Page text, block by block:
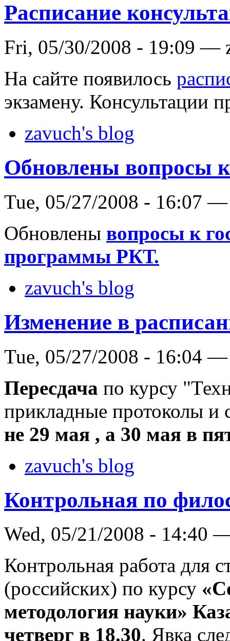
Расписание
Fri, 05/30/2008 - 19:09 —
На сайте появилось
экзамену. Консультации
zavuch's blog
Обновлены вопросы к
Tue, 05/27/2008 - 16:07 —
Обновлены вопросы к
программы РКТ.
zavuch's blog
Изменение в
Tue, 05/27/2008 - 16:04 —
Пересдача по курсу
прикладные протоколы и
не 29 мая , а 30 мая в
zavuch's blog
Контрольная по
Wed, 05/21/2008 - 14:40
Контрольная работа для
(российских) по курсу
методология науки»
четверг в 18.30. Явка